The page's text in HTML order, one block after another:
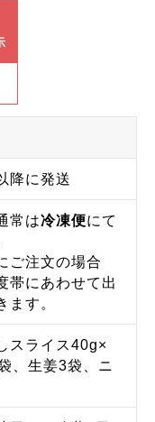
降に発送
常は冷凍便にて
ご注文の場合
帯にあわせて出
ます。
スライス40g×
、生姜3袋、ニ